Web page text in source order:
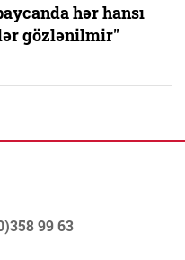
hər hansı
gözlənilmir"
99 63